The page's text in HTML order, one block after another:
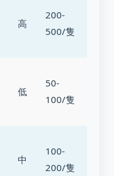
高
200-
500/隻
低
50-
100/隻
中
100-
200/隻